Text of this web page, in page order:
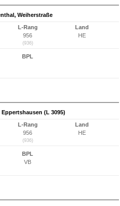
Weiherstraße
L-Rang
956
(936)
Land
HE
BPL
(L 3095)
L-Rang
956
(936)
Land
HE
BPL
VB